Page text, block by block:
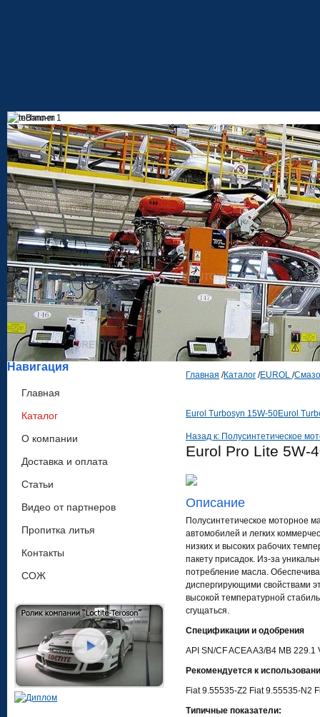
Навигация
Главная
Каталог
О компании
Доставка и оплата
Статьи
Видео от партнеров
Пропитка литья
Контакты
СОЖ
Главная /Каталог /EUROL /
Eurol Turbosyn 15W-50Eurol
Назад к: Полусинтетическое
Eurol Pro Lite 5W-
Описание
Полусинтетическое моторное
автомобилей и легких
низких и высоких рабочих
пакету присадок. Из-за
потребление масла.
диспергирующими свойствами
высокой температурной
сгущаться.
Спецификации и одобрения
API SN/CF ACEA A3/B4 MB
Рекомендуется к
Fiat 9.55535-Z2 Fiat 9.55535-N2
Типичные показатели: